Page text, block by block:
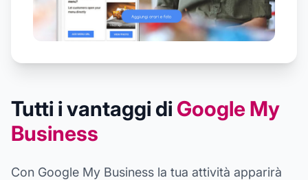
Tutti i vantaggi diGoogle My
Business
Con Google My Business la tua attività apparirà